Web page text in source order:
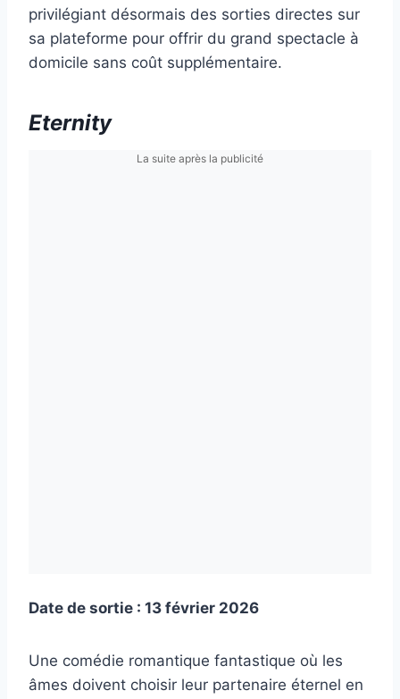
privilégiant désormais des sorties directes sur
sa plateforme pour offrir du grand spectacle à
domicile sans coût supplémentaire.
Eternity
La suite après la publicité
Date de sortie : 13 février 2026
Une comédie romantique fantastique où les
âmes doivent choisir leur partenaire éternel en